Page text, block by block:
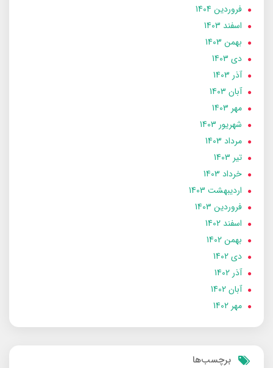
فروردین 1404
اسفند 1403
بهمن 1403
دی 1403
آذر 1403
آبان 1403
مهر 1403
شهریور 1403
مرداد 1403
تير 1403
خرداد 1403
ارديبهشت 1403
فروردین 1403
اسفند 1402
بهمن 1402
دی 1402
آذر 1402
آبان 1402
مهر 1402
برچسب‌ها